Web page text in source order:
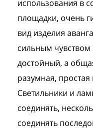
использования в
площадки, очень
вид изделия
сильным
достойный, а
разумная,
Светильники и
соединять,
соединять